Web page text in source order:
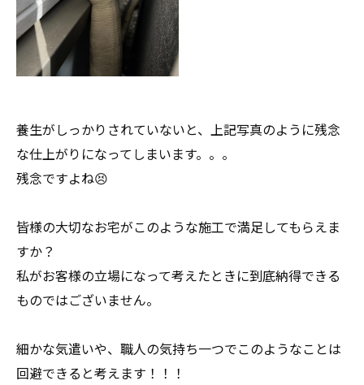
養生がしっかりされていないと、上記写真のように残念
な仕上がりになってしまいます。。。
残念ですよね😣
皆様の大切なお宅がこのような施工で満足してもらえま
すか？
私がお客様の立場になって考えたときに到底納得できる
ものではございません。
細かな気遣いや、職人の気持ち一つでこのようなことは
回避できると考えます！！！